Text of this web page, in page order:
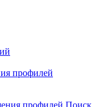
профилей
профилей Поиск